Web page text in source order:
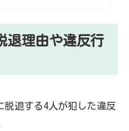
退理由や違反行
脱退する4人が犯した違反